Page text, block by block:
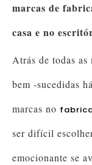
marcas de
casa e no
Atrás de todas as
bem -sucedidas
marcas no
ser difícil
emocionante se